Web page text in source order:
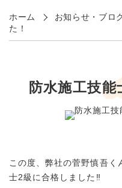
ホーム お知らせ・ブロ
た！
防水施工技能
この度、弊社の菅野慎吾く
士2級に合格しました‼︎